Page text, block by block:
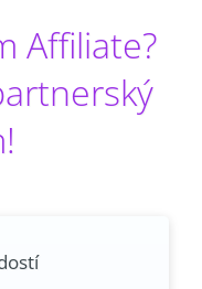
Affiliate?